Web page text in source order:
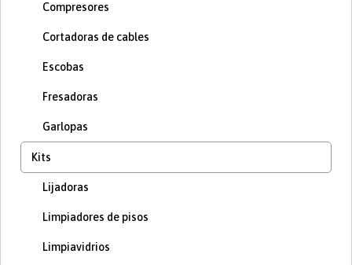
Compresores
Cortadoras de cables
Escobas
Fresadoras
Garlopas
Kits
Lijadoras
Limpiadores de pisos
Limpiavidrios